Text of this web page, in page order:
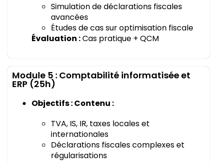
Simulation de déclarations fiscales
avancées
Études de cas sur optimisation fiscale
Évaluation :Cas pratique + QCM
Module 5 : Comptabilité informatisée et
ERP (25h)
Objectifs : Contenu :
TVA, IS, IR, taxes locales et
internationales
Déclarations fiscales complexes et
régularisations